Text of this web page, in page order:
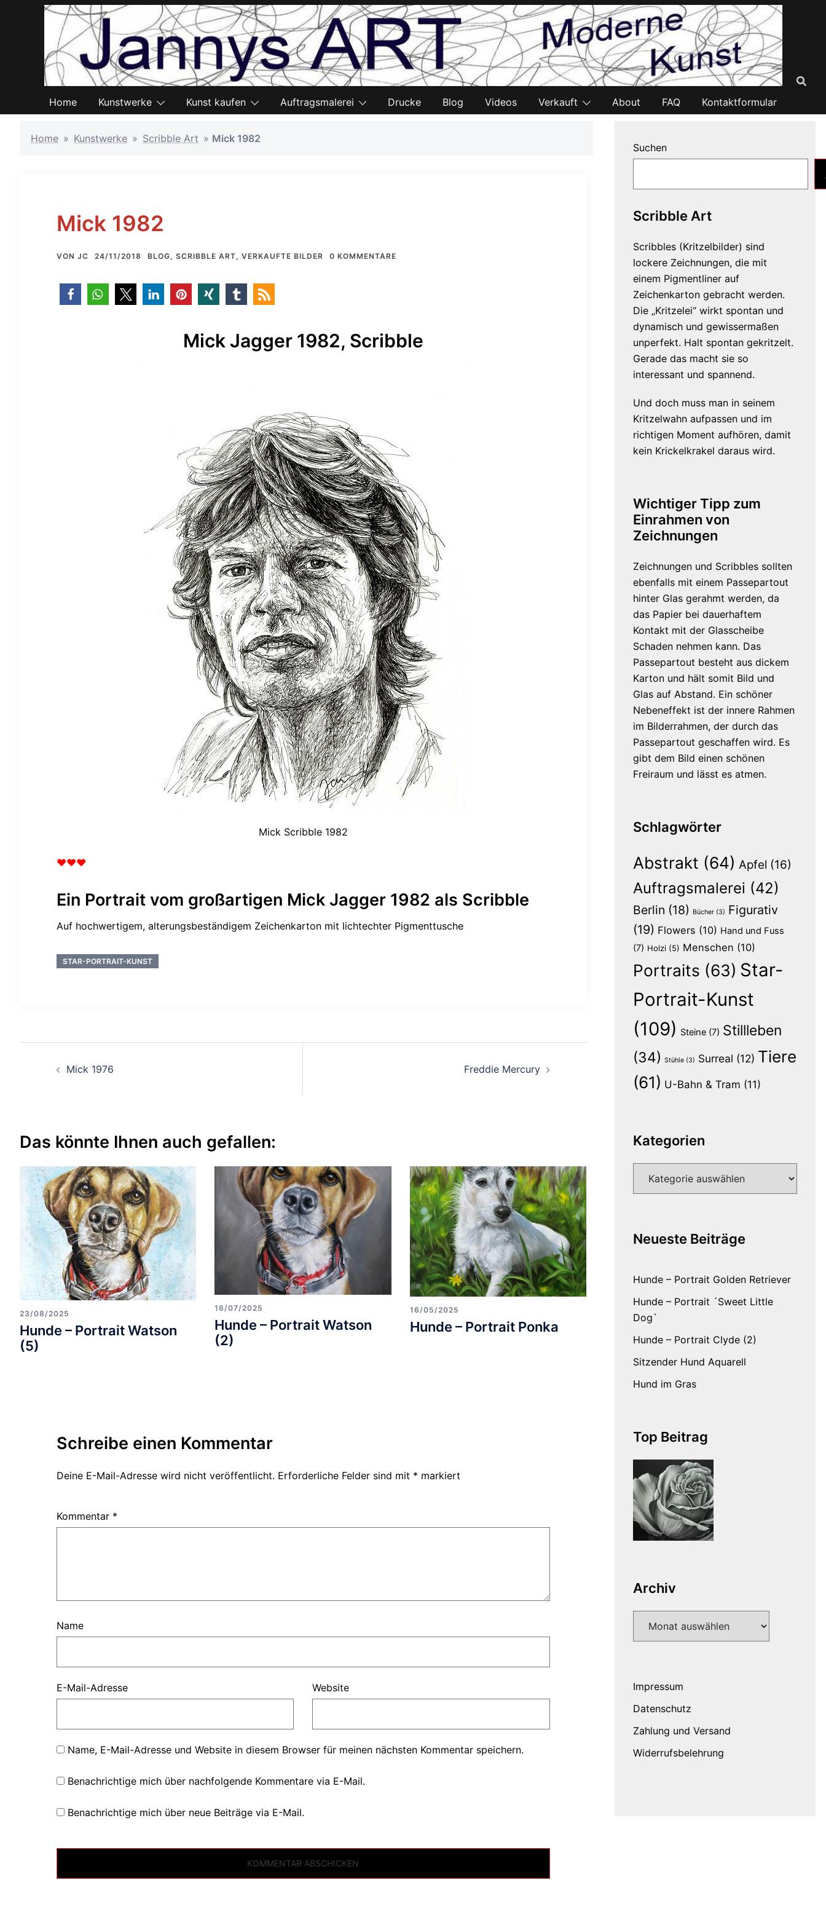
Home Kunstwerke Kunst kaufen Auftragsmalerei Drucke Blog Videos Verkauft About FAQ Kontaktformular
Home » Kunstwerke » Scribble Art » Mick 1982
Mick 1982
VON JC 24/11/2018 BLOG, SCRIBBLE ART, VERKAUFTE BILDER 0 KOMMENTARE
Mick Jagger 1982, Scribble
Mick Scribble 1982
♥♥♥
Ein Portrait vom großartigen Mick Jagger 1982 als Scribble
Auf hochwertigem, alterungsbeständigem Zeichenkarton mit lichtechter Pigmenttusche
STAR-PORTRAIT-KUNST
Mick 1976 Freddie Mercury
Das könnte Ihnen auch gefallen:
23/08/2025
Hunde – Portrait Watson
(5)
16/07/2025
Hunde – Portrait Watson
(2)
16/05/2025
Hunde – Portrait Ponka
Schreibe einen Kommentar
Deine E-Mail-Adresse wird nicht veröffentlicht. Erforderliche Felder sind mit * markiert
Kommentar *
Name
E-Mail-Adresse Website
Name, E-Mail-Adresse und Website in diesem Browser für meinen nächsten Kommentar speichern.
Benachrichtige mich über nachfolgende Kommentare via E-Mail.
Benachrichtige mich über neue Beiträge via E-Mail.
Suchen
Scribble Art
Scribbles (Kritzelbilder) sind
lockere Zeichnungen, die mit
einem Pigmentliner auf
Zeichenkarton gebracht werden.
Die „Kritzelei“ wirkt spontan und
dynamisch und gewissermaßen
unperfekt. Halt spontan gekritzelt.
Gerade das macht sie so
interessant und spannend.
Und doch muss man in seinem
Kritzelwahn aufpassen und im
richtigen Moment aufhören, damit
kein Krickelkrakel daraus wird.
Wichtiger Tipp zum
Einrahmen von
Zeichnungen
Zeichnungen und Scribbles sollten
ebenfalls mit einem Passepartout
hinter Glas gerahmt werden, da
das Papier bei dauerhaftem
Kontakt mit der Glasscheibe
Schaden nehmen kann. Das
Passepartout besteht aus dickem
Karton und hält somit Bild und
Glas auf Abstand. Ein schöner
Nebeneffekt ist der innere Rahmen
im Bilderrahmen, der durch das
Passepartout geschaffen wird. Es
gibt dem Bild einen schönen
Freiraum und lässt es atmen.
Schlagwörter
Abstrakt (64) Apfel (16)
Auftragsmalerei (42)
Berlin (18) Bücher(3) Figurativ
(19) Flowers (10) Hand und Fuss
(7) Holzi(5) Menschen (10)
Portraits (63) Star-
Portrait-Kunst
(109) Steine(7) Stillleben
(34) Stühle(3) Surreal (12) Tiere
(61) U-Bahn & Tram (11)
Kategorien
Neueste Beiträge
Hunde – Portrait Golden Retriever
Hunde – Portrait ´Sweet Little
Dog`
Hunde – Portrait Clyde (2)
Sitzender Hund Aquarell
Hund im Gras
Top Beitrag
Archiv
Impressum
Datenschutz
Zahlung und Versand
Widerrufsbelehrung